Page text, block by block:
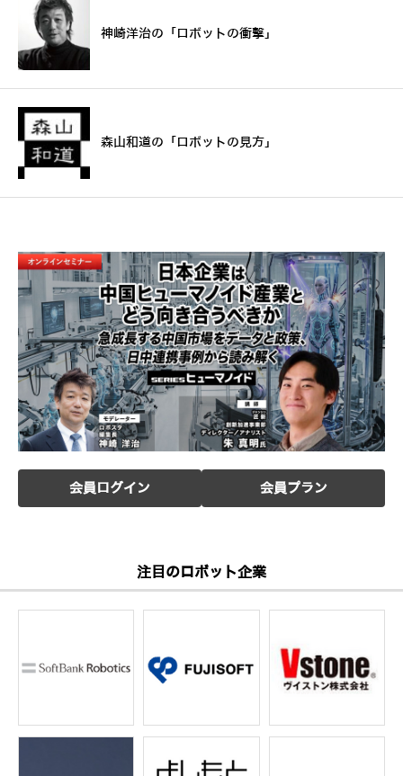
神崎洋治の「ロボットの衝撃」
森山和道の「ロボットの見方」
会員ログイン 会員プラン
注目のロボット企業